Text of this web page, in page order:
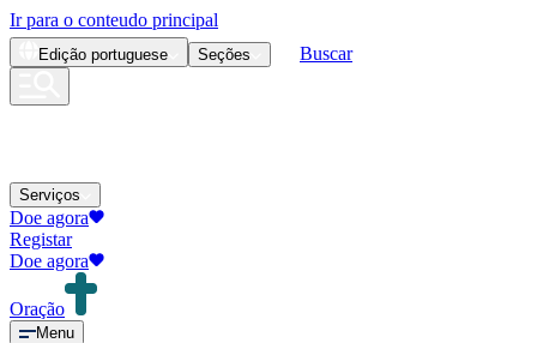
Ir para o conteudo principal
Edição portuguese Seções Buscar
Serviços
Doe agora
Registar
Doe agora
Oração
Menu